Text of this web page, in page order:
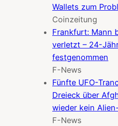
Wallets zum
Coinzeitung
Frankfurt: Mann
verletzt – 24-
festgenommen
F-News
Fünfte UFO-
Dreieck über
wieder kein
F-News